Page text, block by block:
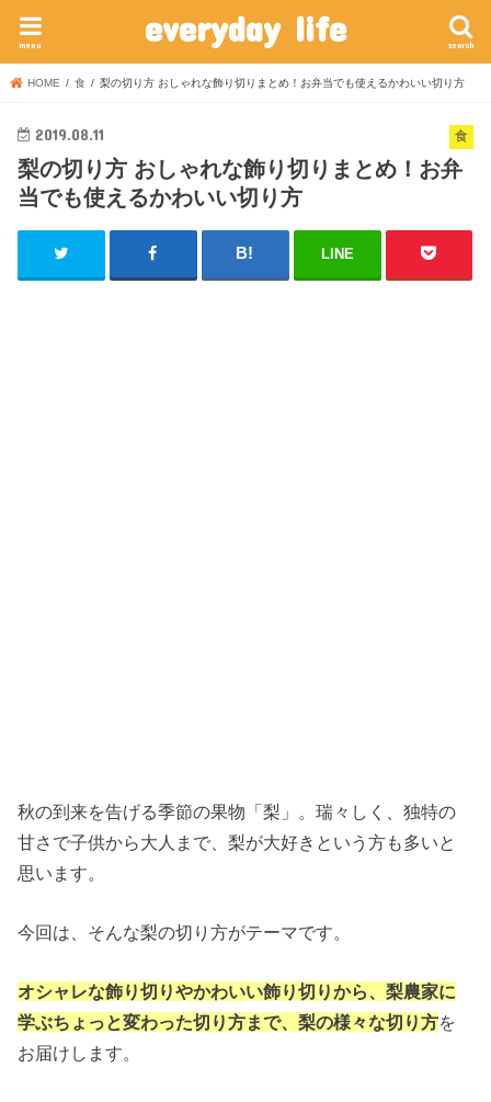
everyday life search
menu
HOME 食 梨の切り方 おしゃれな飾り切りまとめ！お弁当でも使えるかわいい切り方
食
2019.08.11
梨の切り方 おしゃれな飾り切りまとめ！お弁
当でも使えるかわいい切り方
LINE
秋の到来を告げる季節の果物「梨」。瑞々しく、独特の
甘さで子供から大人まで、梨が大好きという方も多いと
思います。
今回は、そんな梨の切り方がテーマです。
オシャレな飾り切りやかわいい飾り切りから、梨農家に
学ぶちょっと変わった切り方まで、梨の様々な切り方を
お届けします。